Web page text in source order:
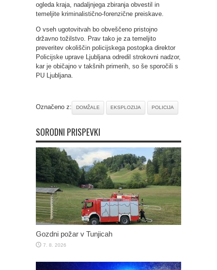
ogleda kraja, nadaljnjega zbiranja obvestil in
temeljite kriminalistično-forenzične preiskave.
O vseh ugotovitvah bo obveščeno pristojno
državno tožilstvo. Prav tako je za temeljito
preveritev okoliščin policijskega postopka direktor
Policijske uprave Ljubljana odredil strokovni nadzor,
kar je običajno v takšnih primerih, so še sporočili s
PU Ljubljana.
Označeno z: DOMŽALE EKSPLOZIJA POLICIJA
SORODNI PRISPEVKI
Gozdni požar v Tunjicah
7. 8. 2026